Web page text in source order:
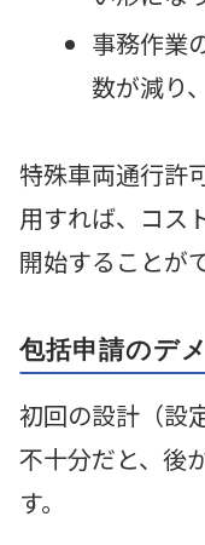
事務作業
数が減り
特殊車両通行許
用すれば、コス
開始することが
包括申請のデ
初回の設計（設
不十分だと、後
す。